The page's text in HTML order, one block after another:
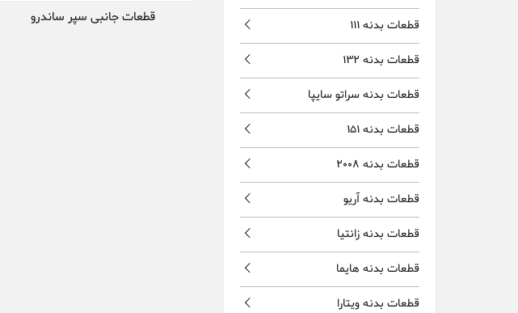
قطعات بدنه 111
قطعات بدنه 132
قطعات بدنه سراتو سایپا
قطعات بدنه 151
قطعات بدنه 2008
قطعات بدنه آریو
قطعات بدنه زانتیا
قطعات بدنه هایما
قطعات بدنه ویتارا
قطعات جانبی سپر ساندرو